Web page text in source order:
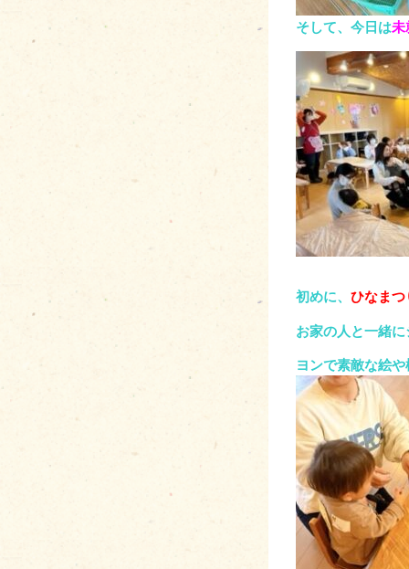
そして、今日は未
初めに、 ひなまつ
お家の人と一緒
ヨンで素敵な絵や